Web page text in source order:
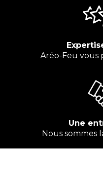
Aréo-Feu vous
Une
Nous sommes